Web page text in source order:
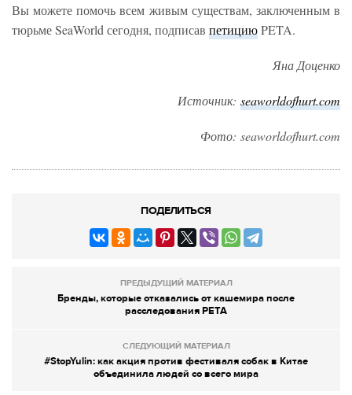
Вы можете помочь всем живым существам, заключенным в
тюрьме SeaWorld сегодня, подписав петициюPETA.
Яна Доценко
Источник: seaworldofhurt.com
Фото: seaworldofhurt.com
ПОДЕЛИТЬСЯ
ПРЕДЫДУЩИЙ МАТЕРИАЛ
Бренды, которые отказались от кашемира после
расследования PETA
СЛЕДУЮЩИЙ МАТЕРИАЛ
#StopYulin: как акция против фестиваля собак в Китае
объединила людей со всего мира